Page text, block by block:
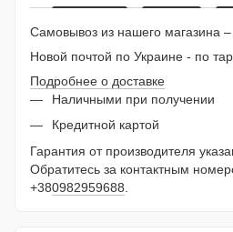
Самовывоз из нашего магазина –
Новой почтой по Украине - по
Подробнее о доставке
Наличными при получении
Кредитной картой
Гарантия от производителя
Обратитесь за контактным
+380982959688